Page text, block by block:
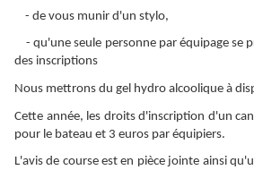
- de vous munir d'un stylo,
- qu'une seule personne par équipage se
des inscriptions
Nous mettrons du gel hydro alcoolique à
Cette année, les droits d'inscription d'un
pour le bateau et 3 euros par équipiers.
L'avis de course est en pièce jointe ainsi